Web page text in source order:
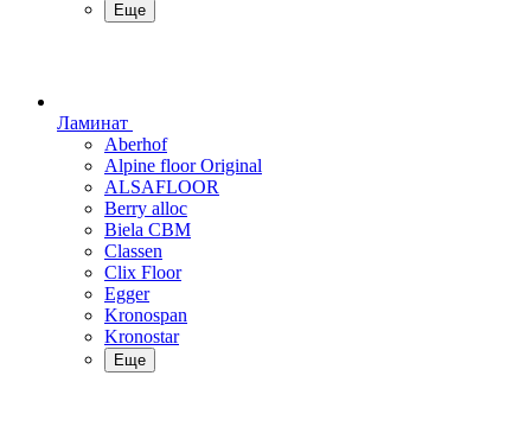
Еще
Ламинат
Aberhof
Alpine floor Original
ALSAFLOOR
Berry alloc
Biela CBM
Classen
Clix Floor
Egger
Kronospan
Kronostar
Еще